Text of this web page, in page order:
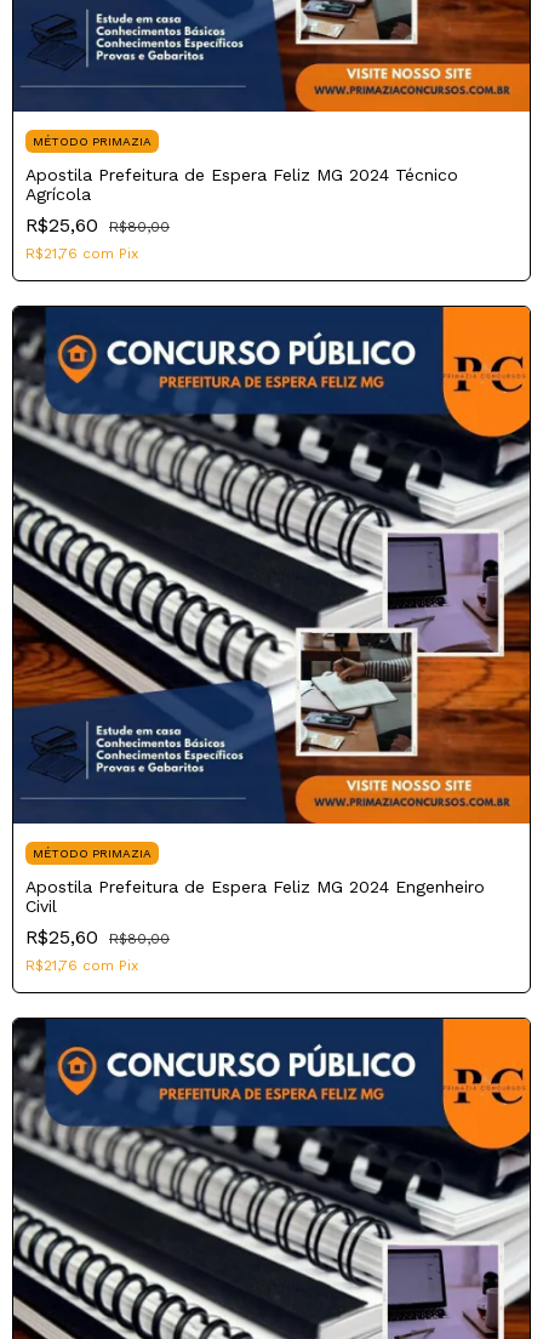
MÉTODO PRIMAZIA
Apostila Prefeitura de Espera Feliz MG 2024 Técnico
Agrícola
R$25,60
R$80,00
R$21,76 com Pix
MÉTODO PRIMAZIA
Apostila Prefeitura de Espera Feliz MG 2024 Engenheiro
Civil
R$25,60
R$80,00
R$21,76 com Pix